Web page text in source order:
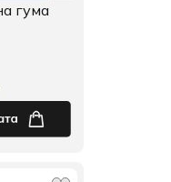
гума